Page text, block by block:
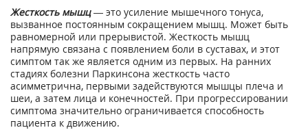
Жесткость мышц— это усиление мышечного тонуса,
вызванное постоянным сокращением мышц. Может быть
равномерной или прерывистой. Жесткость мышц
напрямую связана с появлением боли в суставах, и этот
симптом так же является одним из первых. На ранних
стадиях болезни Паркинсона жесткость часто
асимметрична, первыми задействуются мышцы плеча и
шеи, а затем лица и конечностей. При прогрессировании
симптома значительно ограничивается способность
пациента к движению.